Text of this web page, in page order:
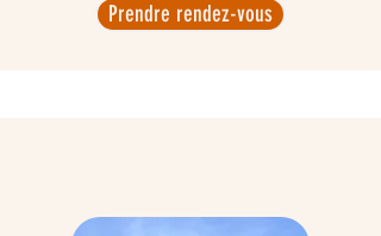
Prendre rendez-vous